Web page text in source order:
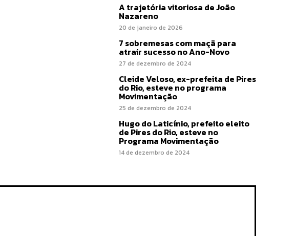
A trajetória vitoriosa de João
Nazareno
20 de janeiro de 2026
7 sobremesas com maçã para
atrair sucesso no Ano-Novo
27 de dezembro de 2024
Cleide Veloso, ex-prefeita de Pires
do Rio, esteve no programa
Movimentação
25 de dezembro de 2024
Hugo do Laticínio, prefeito eleito
de Pires do Rio, esteve no
Programa Movimentação
14 de dezembro de 2024